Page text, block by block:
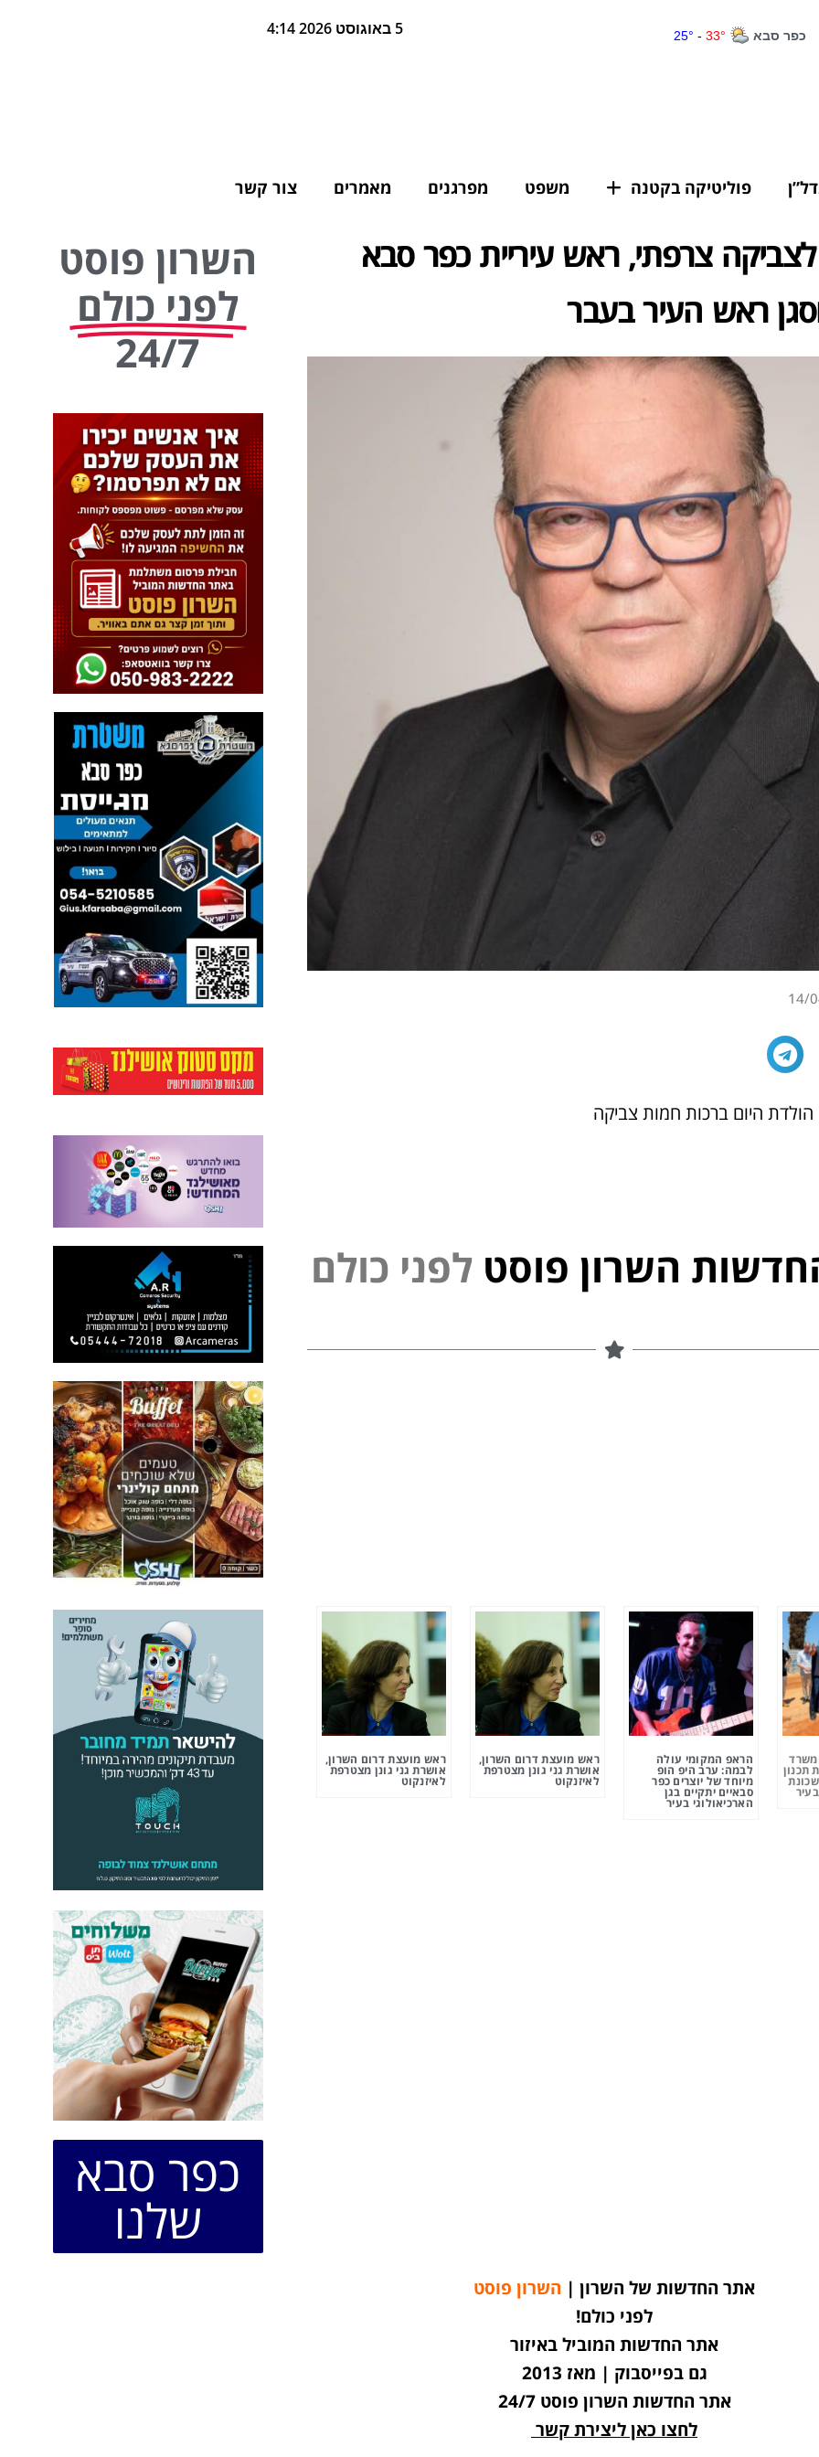
5 באוגוסט 2026 4:14
פוליטיקה בקטנה משפט מפרגנים מאמרים צור קשר
צרפתי, ראש עיריית כפר סבא
ראש העיר בעבר
14/
הולדת היום ברכות חמות צביקה
השרון פוסט נ י כולם ני
תכנון
הראפ המקומי עולה
לבמה: ערב היפ הופ
מיוחד של יוצרים כפר
סבאיים יתקיים בגן
הארכיאולוגי בעיר
ראש מועצת דרום השרון,
אושרת גני גונן מצטרפת
לאיזנקוט
ראש מועצת דרום השרון,
אושרת גני גונן מצטרפת
לאיזנקוט
השרון פוסט
לפני כולם
24/7
כפר סבא
שלנו
אתר החדשות של השרון | השרון פוסט
לפני כולם!
אתר החדשות המוביל באיזור
גם בפייסבוק | מאז 2013
אתר החדשות השרון פוסט 24/7
לחצו כאן ליצירת קשר